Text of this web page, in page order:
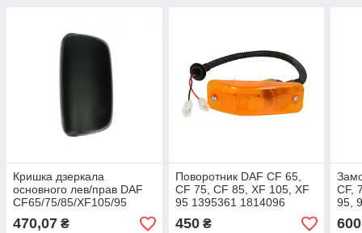
Кришка дзеркала
основного лев/прав DAF
CF65/75/85/XF105/95
1644325
470,07 ₴
Поворотник DAF CF 65,
CF 75, CF 85, XF 105, XF
95 1395361 1814096
1815754
450₴
CF,
95,
CF
600